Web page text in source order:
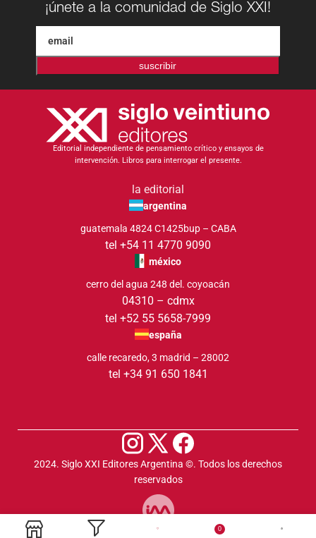
¡únete a la comunidad de Siglo XXI!
suscribir
Editorial independiente de pensamiento crítico y ensayos de
intervención. Libros para interrogar el presente.
la editorial
argentina
guatemala 4824 C1425bup – CABA
tel +54 11 4770 9090
méxico
cerro del agua 248 del. coyoacán
04310 – cdmx
tel +52 55 5658-7999
españa
calle recaredo, 3 madrid – 28002
tel +34 91 650 1841
2024. Siglo XXI Editores Argentina ©️. Todos los derechos
reservados
0